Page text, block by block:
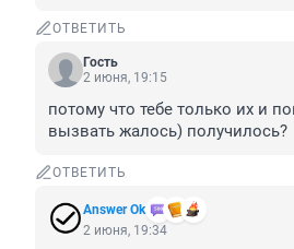
ОТВЕТИТЬ
Гость
2 июня, 19:15
потому что тебе только их и
вызвать жалось) получилось?
ОТВЕТИТЬ
Answer Ok
2 июня, 19:34